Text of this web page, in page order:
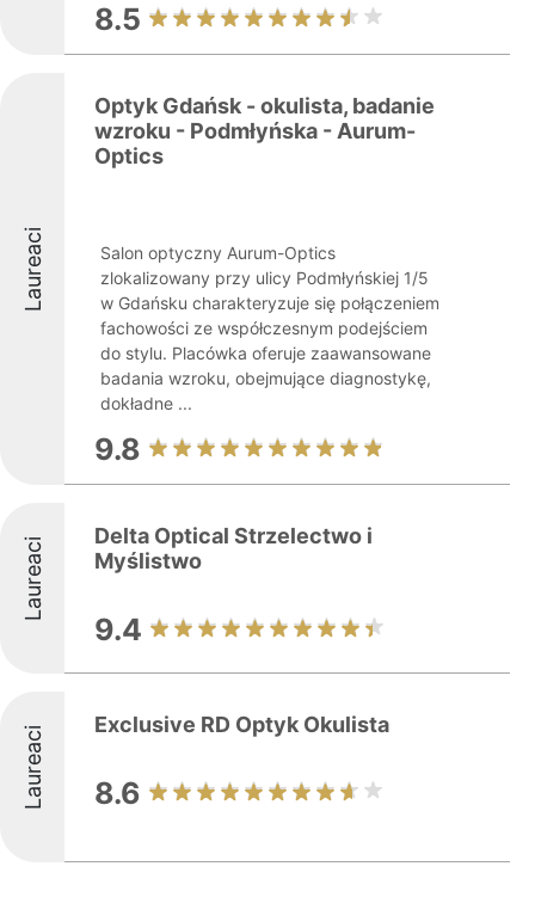
8.5
Laureaci
Optyk Gdańsk - okulista, badanie
wzroku - Podmłyńska - Aurum-
Optics
Salon optyczny Aurum-Optics
zlokalizowany przy ulicy Podmłyńskiej 1/5
w Gdańsku charakteryzuje się połączeniem
fachowości ze współczesnym podejściem
do stylu. Placówka oferuje zaawansowane
badania wzroku, obejmujące diagnostykę,
dokładne ...
9.8
Laureaci
Delta Optical Strzelectwo i
Myślistwo
9.4
Laureaci Exclusive RD Optyk Okulista
8.6